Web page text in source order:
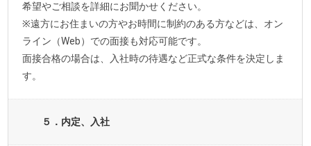
希望やご相談を詳細にお聞かせください。
※遠方にお住まいの方やお時間に制約のある方などは、オン
ライン（Web）での面接も対応可能です。
面接合格の場合は、入社時の待遇など正式な条件を決定しま
す。
５．内定、入社